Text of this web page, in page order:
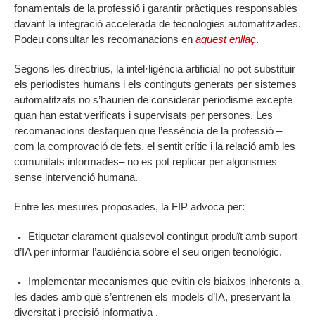
fonamentals de la professió i garantir pràctiques responsables
davant la integració accelerada de tecnologies automatitzades.
Podeu consultar les recomanacions en aquest enllaç.
Segons les directrius, la intel·ligència artificial no pot substituir
els periodistes humans i els continguts generats per sistemes
automatitzats no s’haurien de considerar periodisme excepte
quan han estat verificats i supervisats per persones. Les
recomanacions destaquen que l’essència de la professió –
com la comprovació de fets, el sentit crític i la relació amb les
comunitats informades– no es pot replicar per algorismes
sense intervenció humana.
Entre les mesures proposades, la FIP advoca per:
Etiquetar clarament qualsevol contingut produït amb suport
d’IA per informar l’audiència sobre el seu origen tecnològic.
Implementar mecanismes que evitin els biaixos inherents a
les dades amb què s’entrenen els models d’IA, preservant la
diversitat i precisió informativa .